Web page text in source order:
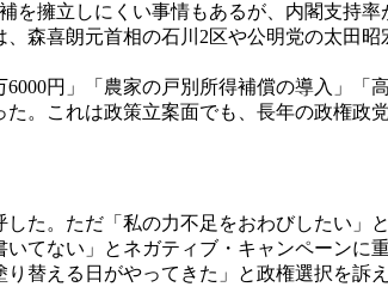
擁立しにくい事情もあるが、内閣支持
森喜朗元首相の石川2区や公明党の太田
円」「農家の戸別所得補償の導入」
。これは政策立案面でも、長年の政権政
た。ただ「私の力不足をおわびしたい」
てない」とネガティブ・キャンペーンに
替える日がやってきた」と政権選択を訴